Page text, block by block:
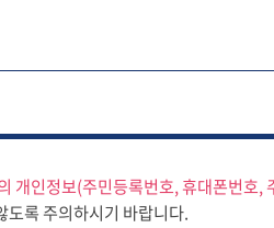
개인정보(주민등록번호, 휴대폰번호,
도록 주의하시기 바랍니다.